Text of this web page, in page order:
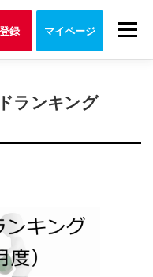
Menu
録 マイページ
ランキング